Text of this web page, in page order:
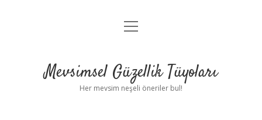
Anasayfa
Yasal Uyarı
menüyü
Mevsimsel Güzellik Tüyoları
Her mevsim neşeli öneriler bul!